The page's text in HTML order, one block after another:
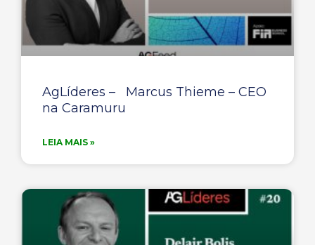
AgLíderes – Marcus Thieme – CEO
na Caramuru
LEIA MAIS »